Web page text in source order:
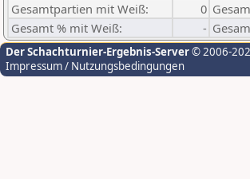
Gesamtpartien mit Weiß:
0
Gesamt % mit Weiß:
-
Der Schachturnier-Ergebnis-Server© 2006-
Impressum / Nutzungsbedingungen